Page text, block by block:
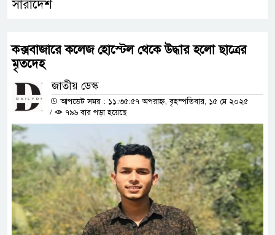
সারাদেশ
কক্সবাজারে কলেজ হোস্টেল থেকে উদ্ধার হলো ছাত্রের
মৃতদেহ
জাতীয় ডেস্ক
আপডেট সময় : ১১:৩৫:৫৭ অপরাহ্ন, বৃহস্পতিবার, ১৫ মে ২০২৫
/
৭৯৬ বার পড়া হয়েছে